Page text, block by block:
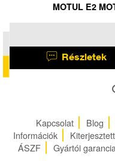
MOTUL E2
Részletek
Kapcsolat Blog
Információk
ÁSZF
Gyártói